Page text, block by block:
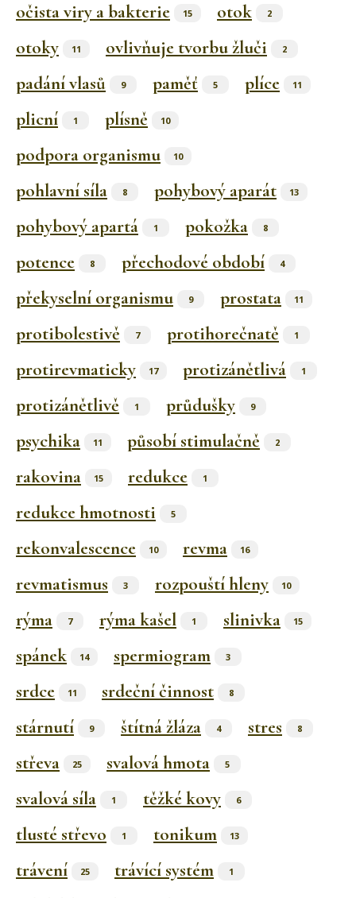
očista viry a bakterie 15 otok 2
otoky 11 ovlivňuje tvorbu žluči 2
padání vlasů 9 paměť 5 plíce 11
plicní 1 plísně 10
podpora organismu 10
pohlavní síla 8 pohybový aparát 13
pohybový apartá 1 pokožka 8
potence 8 přechodové období 4
překyselní organismu 9 prostata 11
protibolestivě 7 protihorečnatě 1
protirevmaticky 17 protizánětlivá 1
protizánětlivě 1 průdušky 9
psychika 11 působí stimulačně 2
rakovina 15 redukce 1
redukce hmotnosti 5
rekonvalescence 10 revma 16
revmatismus 3 rozpouští hleny 10
rýma 7 rýma kašel 1 slinivka 15
spánek 14 spermiogram 3
srdce 11 srdeční činnost 8
stárnutí 9 štítná žláza 4 stres 8
střeva 25 svalová hmota 5
svalová síla 1 těžké kovy 6
tlusté střevo 1 tonikum 13
trávení 25 trávící systém 1